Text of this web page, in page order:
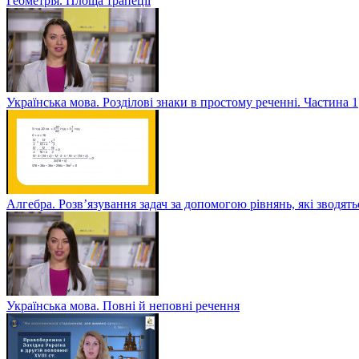
Українська мова. Розділові знаки в простому реченні. Частина 1
Алгебра. Розв’язування задач за допомогою рівнянь, які
Українська мова. Повні й неповні речення